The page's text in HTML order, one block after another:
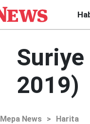
2019)
Mepa News > Harita